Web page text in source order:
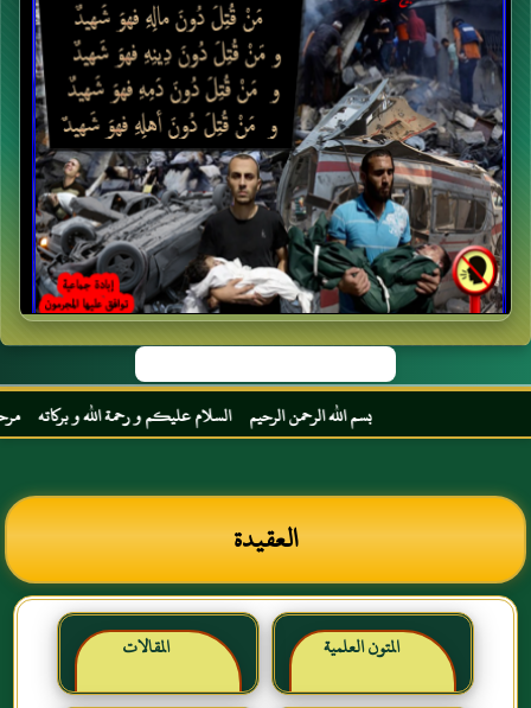
بسم الله الرحمن الرحيم السلام عليكم و رحمة الله و بركاته
العقيدة
المتون العلمية المقالات